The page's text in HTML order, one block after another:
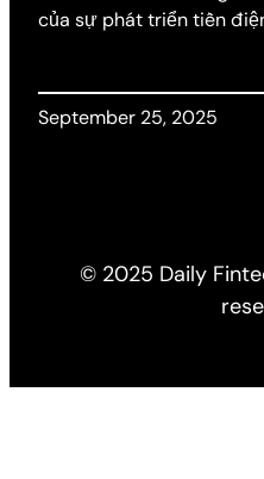
của sự phát triển tiền
September 25, 2025
© 2025 Daily